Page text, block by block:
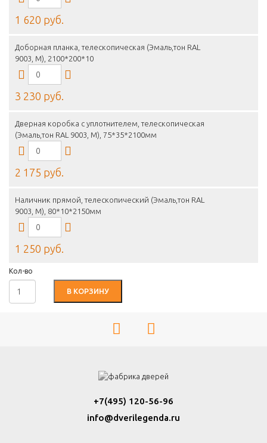
1 620 руб.
Доборная планка, телескопическая (Эмаль,тон RAL
9003, M), 2100*200*10
3 230 руб.
Дверная коробка с уплотнителем, телескопическая
(Эмаль,тон RAL 9003, M), 75*35*2100мм
2 175 руб.
Наличник прямой, телескопический (Эмаль,тон RAL
9003, M), 80*10*2150мм
1 250 руб.
Кол-во
В КОРЗИНУ
+7(495) 120-56-96
info@dverilegenda.ru